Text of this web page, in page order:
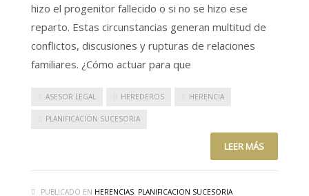
hizo el progenitor fallecido o si no se hizo ese
reparto. Estas circunstancias generan multitud de
conflictos, discusiones y rupturas de relaciones
familiares. ¿Cómo actuar para que
ASESOR LEGAL HEREDEROS HERENCIA
PLANIFICACIÓN SUCESORIA
LEER MÁS
PUBLICADO EN HERENCIAS, PLANIFICACION SUCESORIA